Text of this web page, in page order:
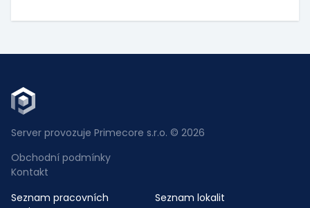
Server provozuje Primecore s.r.o. © 2026
Obchodní podmínky
Kontakt
Seznam pracovních
Seznam lokalit